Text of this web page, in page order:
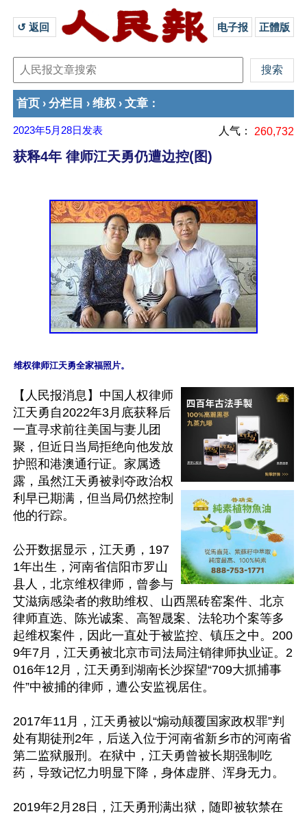
↺ 返回 电子报 正體版
首页 › 分栏目 › 维权 › 文章 ：
2023年5月28日 发表 人气： 260,732
获释4年 律师江天勇仍遭边控(图)
【人民报消息】中国人权律师
江天勇自2022年3月底获释后
一直寻求前往美国与妻儿团
聚，但近日当局拒绝向他发放
护照和港澳通行证。家属透
露，虽然江天勇被剥夺政治权
利早已期满，但当局仍然控制
他的行踪。
公开数据显示，江天勇，197
1年出生，河南省信阳市罗山
县人，北京维权律师，曾参与
艾滋病感染者的救助维权、山西黑砖窑案件、北京
律师直选、陈光诚案、高智晟案、法轮功个案等多
起维权案件，因此一直处于被监控、镇压之中。200
9年7月，江天勇被北京市司法局注销律师执业证。2
016年12月，江天勇到湖南长沙探望“709大抓捕事
件”中被捕的律师，遭公安监视居住。
2017年11月，江天勇被以“煽动颠覆国家政权罪”判
处有期徒刑2年，后送入位于河南省新乡市的河南省
第二监狱服刑。在狱中，江天勇曾被长期强制吃
药，导致记忆力明显下降，身体虚胖、浑身无力。
2019年2月28日，江天勇刑满出狱，随即被软禁在